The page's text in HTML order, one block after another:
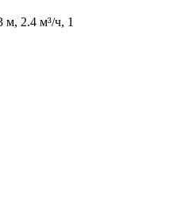
м, 2.4 м³/ч, 1